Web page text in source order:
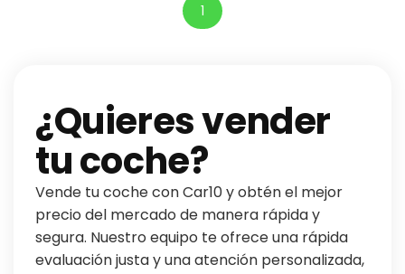
1
¿Quieres vender
tu coche?
Vende tu coche con Car10 y obtén el mejor
precio del mercado de manera rápida y
segura. Nuestro equipo te ofrece una rápida
evaluación justa y una atención personalizada,